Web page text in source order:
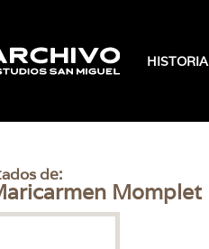
HISTORIA
de:
Momplet